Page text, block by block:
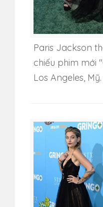
Paris Jackson
chiếu phim mới
Los Angeles, Mỹ.